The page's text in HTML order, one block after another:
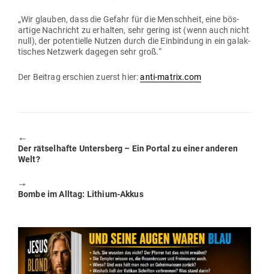
„Wir glauben, dass die Gefahr für die Menschheit, eine bös­
artige Nach­richt zu erhalten, sehr gering ist (wenn auch nicht
null), der poten­tielle Nutzen durch die Ein­bindung in ein galak­
ti­sches Netzwerk dagegen sehr groß.“
Der Beitrag erschien zuerst hier:anti-matrix.com
🠔
Previous
post:
Der rät­sel­hafte Untersberg – Ein Portal zu einer anderen
Welt?
🠖
Next
Bombe im Alltag: Lithium-Akkus